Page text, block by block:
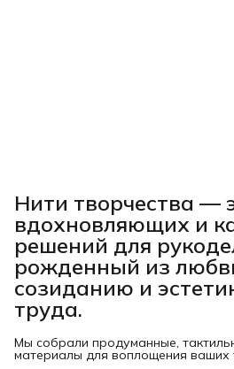
Нити творчества —
вдохновляющих и
решений для
рожденный из
созиданию и
труда.
Мы собрали продуманные,
материалы для воплощения ваших